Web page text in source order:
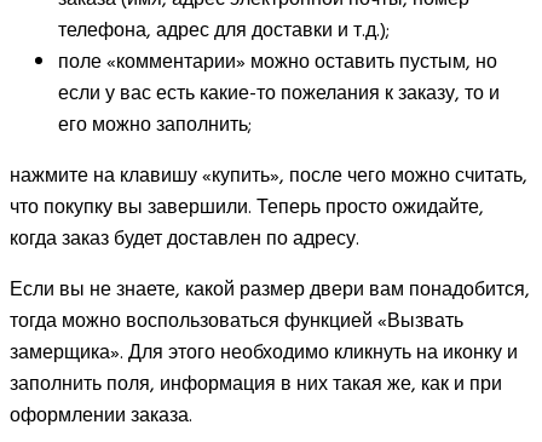
телефона, адрес для доставки и т.д.);
поле «комментарии» можно оставить пустым, но
если у вас есть какие-то пожелания к заказу, то и
его можно заполнить;
нажмите на клавишу «купить», после чего можно считать,
что покупку вы завершили. Теперь просто ожидайте,
когда заказ будет доставлен по адресу.
Если вы не знаете, какой размер двери вам понадобится,
тогда можно воспользоваться функцией «Вызвать
замерщика». Для этого необходимо кликнуть на иконку и
заполнить поля, информация в них такая же, как и при
оформлении заказа.